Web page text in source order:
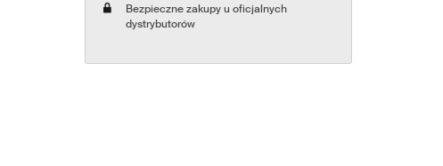
Bezpieczne zakupy u oficjalnych
dystrybutorów